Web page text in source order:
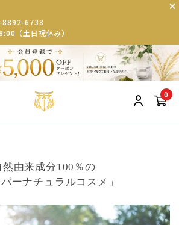
8892-6738
（土日祝休み）
0
然由来成分100％の
パーナチュラルコスメ」